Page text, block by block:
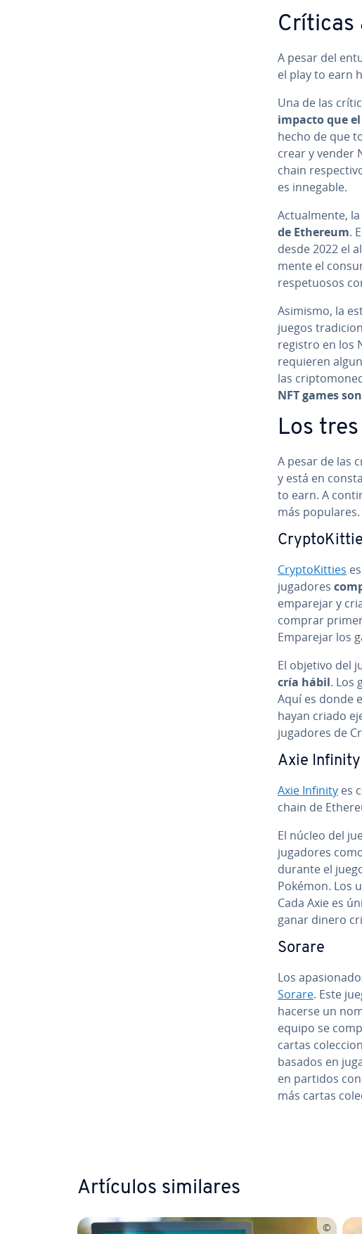
Críticas
A pesar del
el play to earn
Una de las
impacto que
hecho de que
crear y vender
chain
es innegable.
Ac­tua­l­me­n­te,
de Ethereum.
desde 2022 el
me­n­te el
re­s­pe­tuo­sos
Asimismo, la
jue­gos
registro en los
requieren
las
NFT games
Los
A pesar de las
y está en
to earn. A
más populares.
Cr­y­p­to­Ki­t­ties
jugadores
emparejar y
comprar
Emparejar los
El objetivo del
cría hábil. Los
Aquí es donde
hayan criado
jugadores de
Axie Infinity
Axie Infinity es
chain de
El núcleo del
jugadores
durante el
Pokémon. Los
Cada Axie es
ganar dinero
Sorare
Los
Sorare. Este
hacerse un
equipo se
cartas
basados en
en partidos
más cartas
Artículos similares